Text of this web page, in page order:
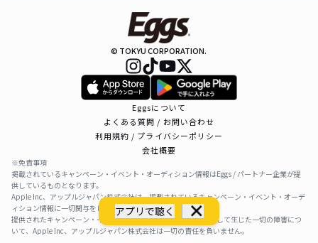
アプリで聴く
© TOKYU CORPORATION.
Eggsについて
よくある質問 / お問い合わせ
利用規約 / プライバシーポリシー
会社概要
※免責事項
掲載されているキャンペーン・イベント・オーディション情報はEggs / パートナー企業が提
供しているものとなります。
Apple Inc、アップルジャパン株式会社は、掲載されているキャンペーン・イベント・オーデ
ィション情報に一切関与をしておりません。
提供されたキャンペーン・イベント・オーディション情報を利用して生じた一切の障害につ
いて、Apple Inc、アップルジャパン株式会社は一切の責任を負いません。